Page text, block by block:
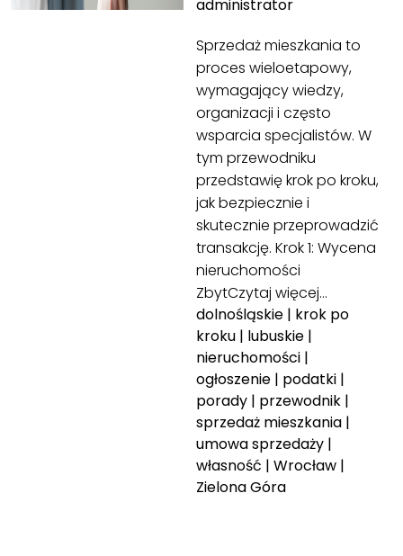
administrator
Sprzedaż mieszkania to
proces wieloetapowy,
wymagający wiedzy,
organizacji i często
wsparcia specjalistów. W
tym przewodniku
przedstawię krok po kroku,
jak bezpiecznie i
skutecznie przeprowadzić
transakcję. Krok 1: Wycena
nieruchomości
ZbytCzytaj więcej…
dolnośląskie | krok po
kroku | lubuskie |
nieruchomości |
ogłoszenie | podatki |
porady | przewodnik |
sprzedaż mieszkania |
umowa sprzedaży |
własność |Wrocław |
Zielona Góra